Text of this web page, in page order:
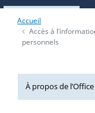
Accueil
Accès à
personnels
À propos de l’Office